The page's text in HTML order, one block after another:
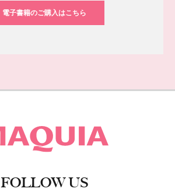
電子書籍のご購入はこちら
FOLLOW US